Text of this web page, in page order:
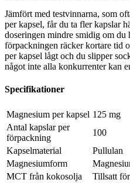
Jämfört med testvinnarna, som
per kapsel, får du ta fler kapslar
doseringen mindre smidig om du
förpackningen räcker kortare tid
per kapsel lågt och du slipper
något inte alla konkurrenter kan
Specifikationer
Magnesium per kapsel 125 mg
Antal kapslar per
förpackning
100
Kapselmaterial
Pullulan
Magnesiumform
MCT från kokosolja
Tillsatt